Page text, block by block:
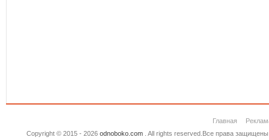
Главная
Copyright © 2015 - 2026 odnoboko.com. All rights reserved.Все права защищены.